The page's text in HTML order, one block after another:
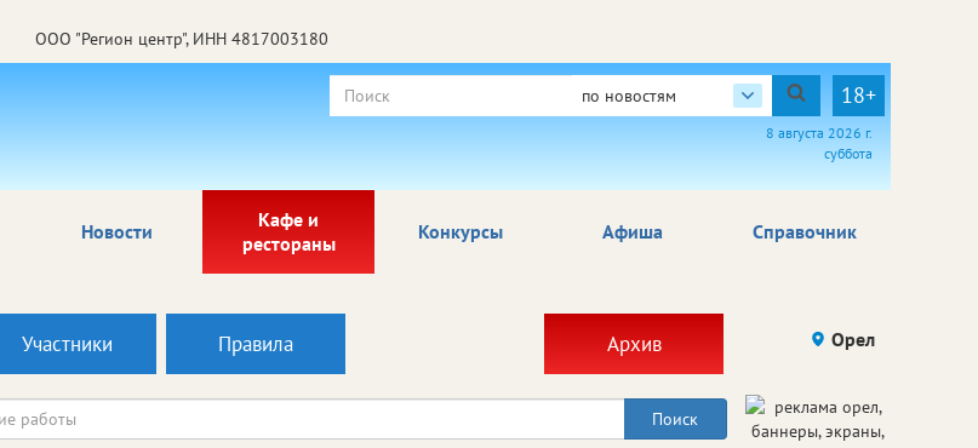
ООО "Регион центр", ИНН 4817003180
по новостям 18+
8 августа 2026 г.
суббота
Новости
Кафе и
рестораны
Афиша Справочник
Конкурсы
Участники Правила Архив Орел